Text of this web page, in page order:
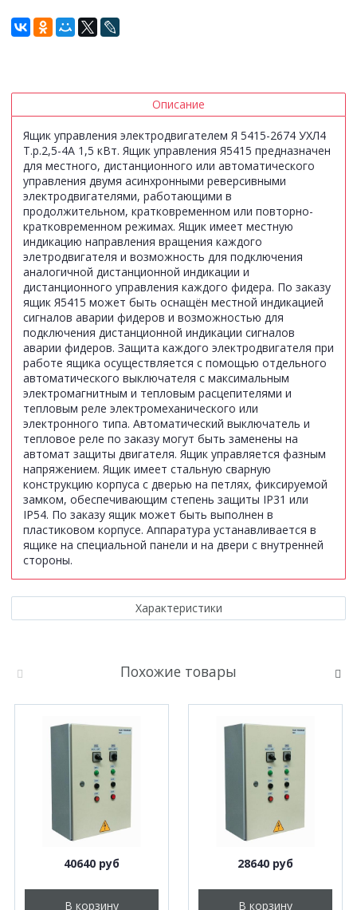
Описание
Ящик управления электродвигателем Я 5415-2674 УХЛ4
Т.р.2,5-4А 1,5 кВт. Ящик управления Я5415 предназначен
для местного, дистанционного или автоматического
управления двумя асинхронными реверсивными
электродвигателями, работающими в
продолжительном, кратковременном или повторно-
кратковременном режимах. Ящик имеет местную
индикацию направления вращения каждого
элетродвигателя и возможность для подключения
аналогичной дистанционной индикации и
дистанционного управления каждого фидера. По заказу
ящик Я5415 может быть оснащён местной индикацией
сигналов аварии фидеров и возможностью для
подключения дистанционной индикации сигналов
аварии фидеров. Защита каждого электродвигателя при
работе ящика осуществляется с помощью отдельного
автоматического выключателя с максимальным
электромагнитным и тепловым расцепителями и
тепловым реле электромеханического или
электронного типа. Автоматический выключатель и
тепловое реле по заказу могут быть заменены на
автомат защиты двигателя. Ящик управляется фазным
напряжением. Ящик имеет стальную сварную
конструкцию корпуса с дверью на петлях, фиксируемой
замком, обеспечивающим степень защиты IР31 или
IP54. По заказу ящик может быть выполнен в
пластиковом корпусе. Аппаратура устанавливается в
ящике на специальной панели и на двери с внутренней
стороны.
Характеристики
Похожие товары
40640 руб
В корзину
28640 руб
В корзину